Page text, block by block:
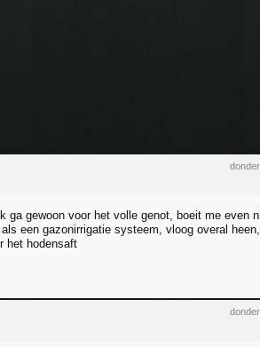
gewoon voor het volle genot, boeit me even
een gazonirrigatie systeem, vloog overal
het hodensaft